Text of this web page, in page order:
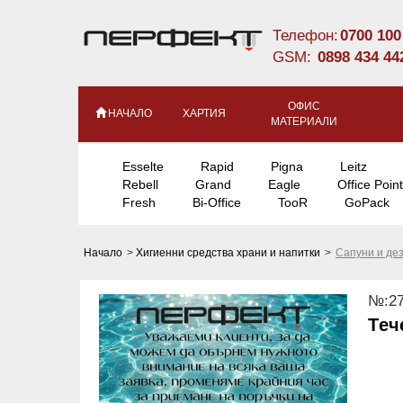
Телефон:0700
GSM: 0898 434
НАЧАЛО ХАРТИЯ
ОФИС
МАТЕРИАЛИ
Esselte Rapid Pigna
Leitz
Rebell
Grand Eagle
Office Point
Fresh
Bi-Office TooR GoPack
Начало > Хигиенни средства храни и напитки > Сапуни и